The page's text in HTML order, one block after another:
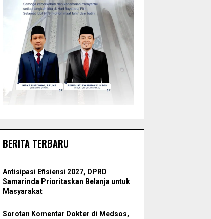
BERITA TERBARU
Antisipasi Efisiensi 2027, DPRD
Samarinda Prioritaskan Belanja untuk
Masyarakat
Sorotan Komentar Dokter di Medsos,